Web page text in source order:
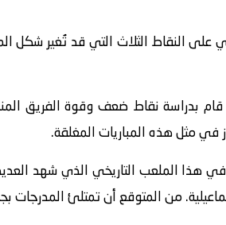
النقاط الثلاث التي قد تُغير شكل
قام بدراسة نقاط ضعف وقوة الفريق
مثل هذه المباريات المغلقة.
هذا الملعب التاريخي الذي شهد
من المتوقع أن تمتلئ المدرجات